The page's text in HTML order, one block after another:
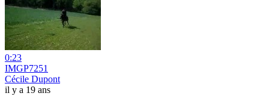
0:23
IMGP7251
Cécile Dupont
il y a 19 ans